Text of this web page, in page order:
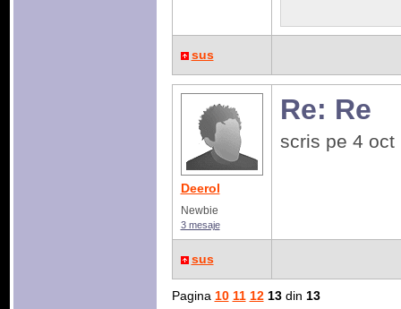
sus
Deerol
Newbie
3 mesaje
Re: Re
scris pe 4
sus
Pagina 10 11 12 13din 13